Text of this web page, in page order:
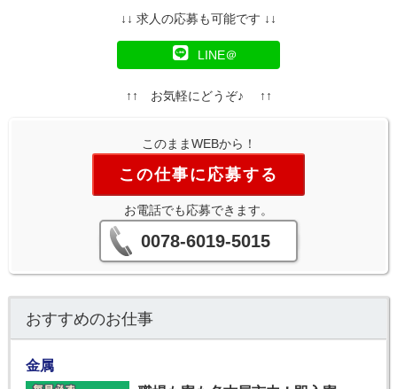
↓↓ 求人の応募も可能です ↓↓
LINE＠
↑↑ お気軽にどうぞ♪ ↑↑
このままWEBから！
この仕事に応募する
お電話でも応募できます。
0078-6019-5015
おすすめのお仕事
金属